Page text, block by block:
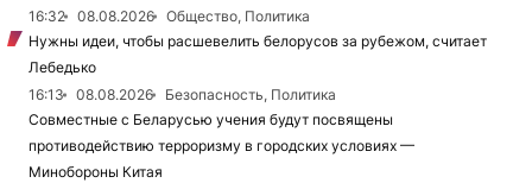
16:32 08.08.2026
Общество, Политика
Нужны идеи, чтобы расшевелить белорусов за рубежом, считает
Лебедько
16:13
08.08.2026
Безопасность, Политика
Совместные с Беларусью учения будут посвящены
противодействию терроризму в городских условиях —
Минобороны Китая